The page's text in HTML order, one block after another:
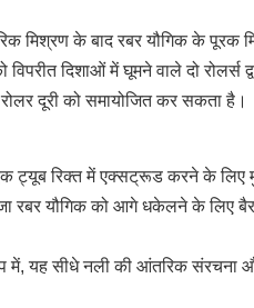
मिश्रण के बाद रबर यौगिक के पूरक
दिशाओं में घूमने वाले दो रोलर्स
दूरी को समायोजित कर सकता है।
ट्यूब रिक्त में एक्सट्रूड करने के
यौगिक को आगे धकेलने के लिए
यह सीधे नली की आंतरिक संरचना और